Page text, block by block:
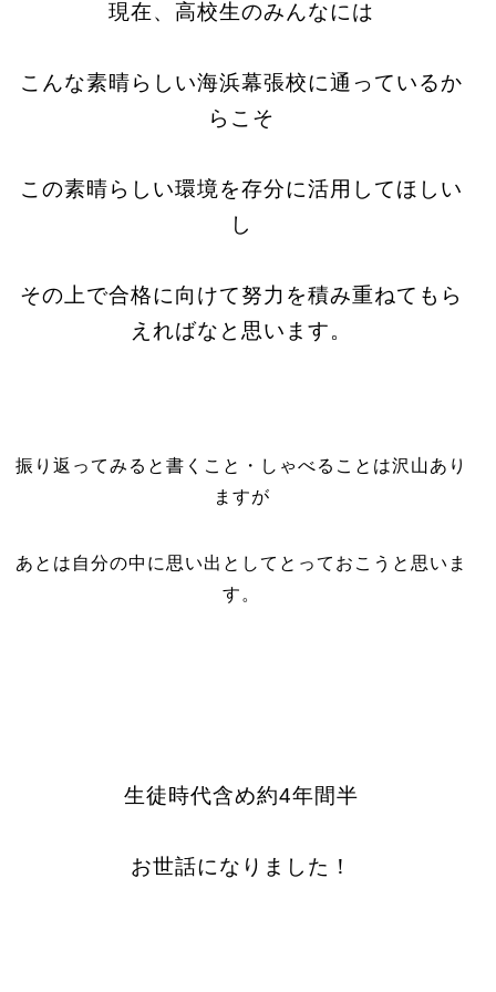
現在、高校生のみんなには
こんな素晴らしい海浜幕張校に通っているか
らこそ
この素晴らしい環境を存分に活用してほしい
し
その上で合格に向けて努力を積み重ねてもら
えればなと思います。
振り返ってみると書くこと・しゃべることは沢山あり
ますが
あとは自分の中に思い出としてとっておこうと思いま
す。
生徒時代含め約4年間半
お世話になりました！